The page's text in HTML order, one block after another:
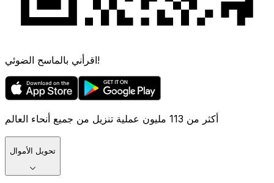
اقرأني بالماسح الضوئي!
أكثر من 113 مليون عملية تنزيل من جميع أنحاء العالم
تحويل الأموال